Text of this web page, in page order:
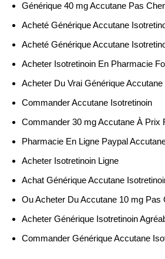
Générique 40 mg Accutane Pas Cher
Acheté Générique Accutane
Acheté Générique Accutane
Acheter Isotretinoin En Pharmacie
Acheter Du Vrai Générique
Commander Accutane Isotretinoin
Commander 30 mg Accutane À Prix
Pharmacie En Ligne Paypal
Acheter Isotretinoin Ligne
Achat Générique Accutane
Ou Acheter Du Accutane 10 mg Pas
Acheter Générique Isotretinoin
Commander Générique Accutane